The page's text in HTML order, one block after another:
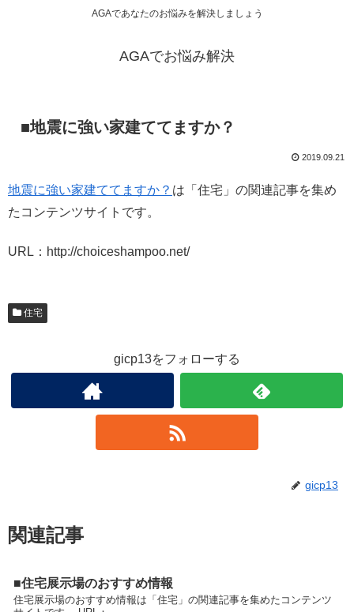
AGAであなたのお悩みを解決しましょう
AGAでお悩み解決
■地震に強い家建ててますか？
2019.09.21
地震に強い家建ててますか？ は「住宅」の関連記事を集め
たコンテンツサイトです。
URL：http://choiceshampoo.net/
住宅
gicp13をフォローする
gicp13
関連記事
■住宅展示場のおすすめ情報
住宅展示場のおすすめ情報は「住宅」の関連記事を集めたコンテンツ